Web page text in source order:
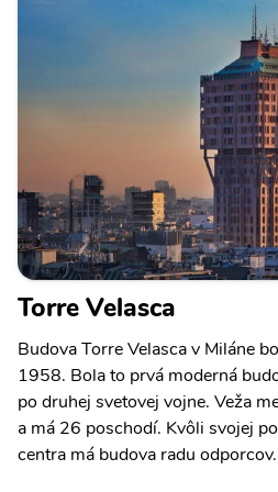
Torre Velasca
Budova Torre Velasca v Miláne
1958. Bola to prvá moderná
po druhej svetovej vojne. Veža
a má 26 poschodí. Kvôli svojej
centra má budova radu odporcov.